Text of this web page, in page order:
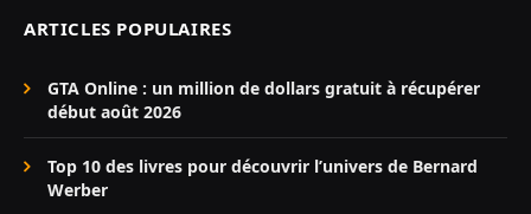
ARTICLES POPULAIRES
GTA Online : un million de dollars gratuit à récupérer
début août 2026
Top 10 des livres pour découvrir l’univers de Bernard
Werber